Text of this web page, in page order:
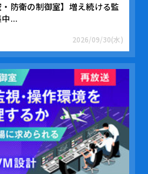
・防衛の制御室】増え続ける監
...
2026/09/30(水)